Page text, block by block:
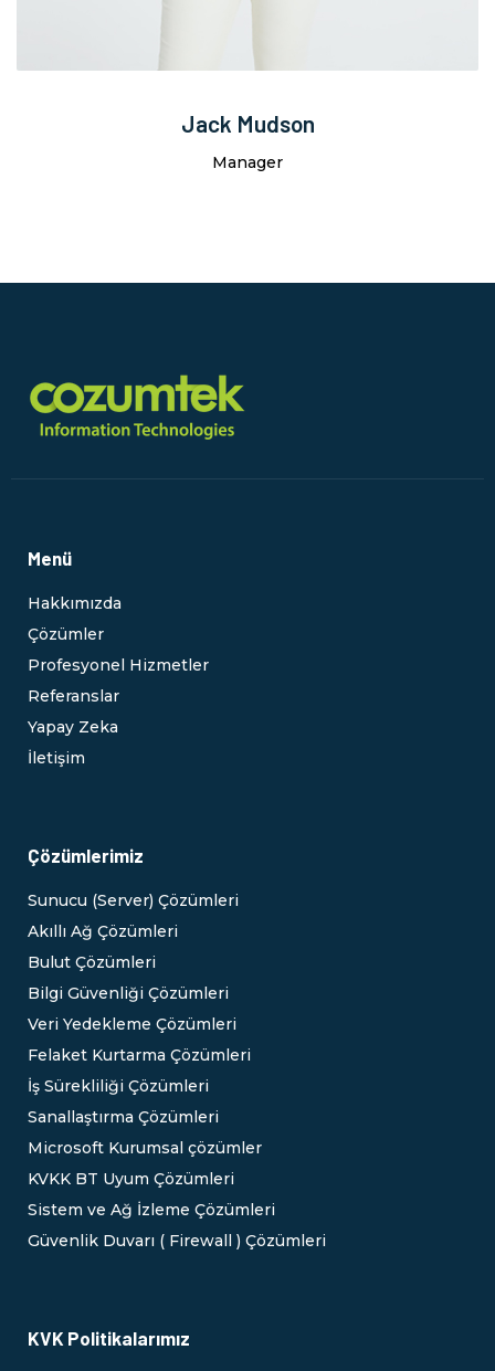
Jack Mudson
Manager
Menü
Hakkımızda
Çözümler
Profesyonel Hizmetler
Referanslar
Yapay Zeka
İletişim
Çözümlerimiz
Sunucu (Server) Çözümleri
Akıllı Ağ Çözümleri
Bulut Çözümleri
Bilgi Güvenliği Çözümleri
Veri Yedekleme Çözümleri
Felaket Kurtarma Çözümleri
İş Sürekliliği Çözümleri
Sanallaştırma Çözümleri
Microsoft Kurumsal çözümler
KVKK BT Uyum Çözümleri
Sistem ve Ağ İzleme Çözümleri
Güvenlik Duvarı ( Firewall ) Çözümleri
KVK Politikalarımız